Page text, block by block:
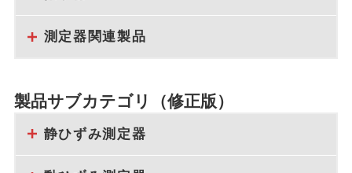
測定器関連製品
製品サブカテゴリ（修正版）
静ひずみ測定器